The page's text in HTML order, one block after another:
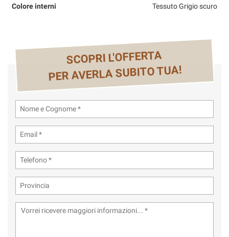
Colore interni Tessuto Grigio scuro
SCOPRI L'OFFERTA
PER AVERLA SUBITO TUA!
qualsiasi
Cookie delle preferenze
Cookie per il miglioramento dell'esperienza utente